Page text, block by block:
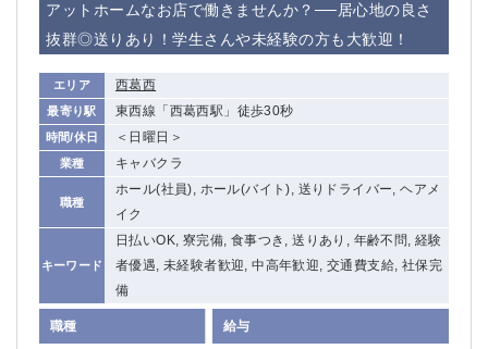
アットホームなお店で働きませんか？──居心地の良さ
抜群◎送りあり！学生さんや未経験の方も大歓迎！
エリア 西葛西
最寄り駅 東西線「西葛西駅」徒歩30秒
時間/休日 ＜日曜日＞
業種 キャバクラ
職種
ホール(社員), ホール(バイト), 送りドライバー, ヘアメ
イク
キーワード
日払いOK, 寮完備, 食事つき, 送りあり, 年齢不問, 経験
者優遇, 未経験者歓迎, 中高年歓迎, 交通費支給, 社保完
備
職種 給与